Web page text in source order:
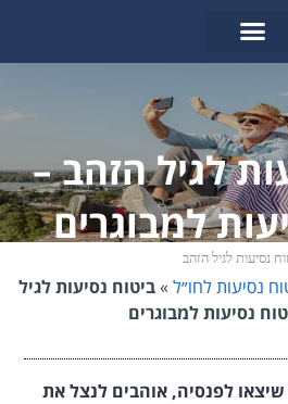
נסיעות לגיל הזהב
לגיל הזהב –
למבוגרים
נסיעות לחו״ל »ביטוח נסיעות לגיל
נסיעות למבוגרים
שיצאו לפנסיה, אוהבים לנצל את